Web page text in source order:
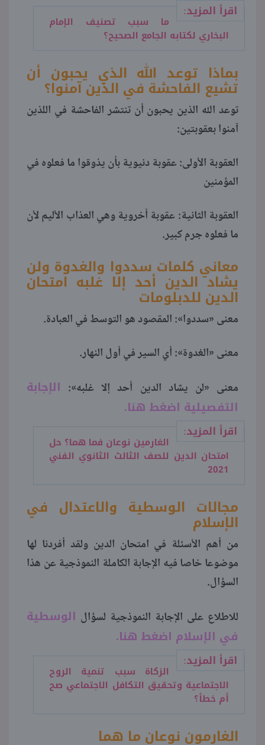
اقرأ المزيد:
ما سبب تصنيف الإمام
البخاري لكتابه الجامع الصحيح؟
بماذا توعد الله الذي يحبون أن
تشيع الفاحشة في الذين آمنوا؟
توعد الله الذين يحبون أن تنتشر الفاحشة في اللذين
آمنوا بعقوبتين:
العقوبة الأولى: عقوبة دنيوية بأن يذوقوا ما فعلوه في
المؤمنين
العقوبة الثانية: عقوبة أخروية وهي العذاب الأليم لأن
ما فعلوه جرم كبير.
معاني كلمات سددوا والغدوة ولن
يشاد الدين أحد إلا غلبه امتحان
الدين للدبلومات
معنى «سددوا»: المقصود هو التوسط في العبادة.
معنى «الغدوة»: أي السير في أول النهار.
معنى «لن يشاد الدين أحد إلا غلبه»: الإجابة
التفصيلية اضغط هنا.
اقرأ المزيد:
الغارمين نوعان فما هما؟ حل
امتحان الدين للصف الثالث الثانوي الفني
2021
مجالات الوسطية والاعتدال في
الإسلام
من أهم الأسئلة في امتحان الدين ولقد أفردنا لها
موضوعا خاصا فيه الإجابة الكاملة النموذجية عن هذا
السؤال.
للاطلاع على الإجابة النموذجية لسؤال الوسطية
في الإسلام اضغط هنا.
اقرأ المزيد:
الزكاة سبب تنمية الروح
الاجتماعية وتحقيق التكافل الاجتماعي صح
أم خطأ؟
الغارمون نوعان ما هما